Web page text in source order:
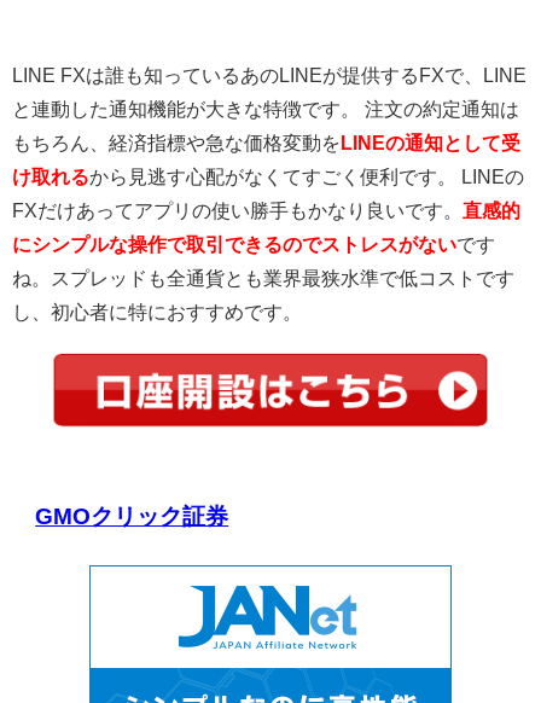
LINE FXは誰も知っているあのLINEが提供するFXで、LINE
と連動した通知機能が大きな特徴です。 注文の約定通知は
もちろん、経済指標や急な価格変動を LINEの通知として受
け取れるから見逃す心配がなくてすごく便利です。 LINEの
FXだけあってアプリの使い勝手もかなり良いです。 直感的
にシンプルな操作で取引できるのでストレスがないです
ね。スプレッドも全通貨とも業界最狭水準で低コストです
し、初心者に特におすすめです。
GMOクリック証券